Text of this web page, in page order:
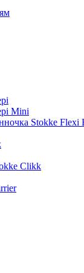
Mini
Stokke Flexi
Clikk